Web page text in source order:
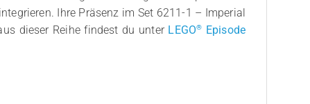
Ihre Präsenz im Set 6211-1 – Imperial
dieser Reihe findest du unter LEGO®
Episode